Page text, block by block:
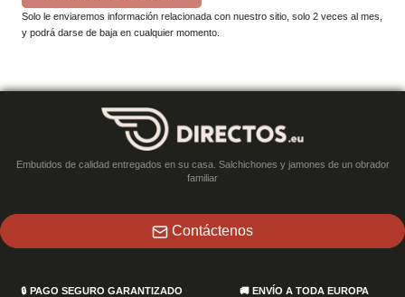
Solo le enviaremos información relacionada con nuestro sitio, solo 2 veces al mes,
y podrá darse de baja en cualquier momento.
Embutidos de calidad entregados en su casa. Salchichones y jamones de un obrador
familiar
Contáctenos
🔒 PAGO SEGURO GARANTIZADO 🚚 ENVÍO A TODA EUROPA